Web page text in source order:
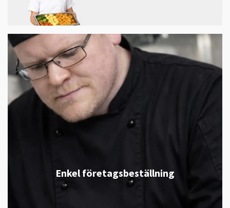
Enkel företagsbeställning